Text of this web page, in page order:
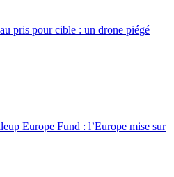
pris pour cible : un drone piégé
Europe Fund : l’Europe mise sur